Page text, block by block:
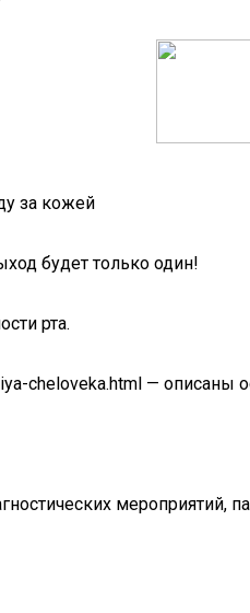
за кожей
будет только один!
рта.
cheloveka.html — описаны